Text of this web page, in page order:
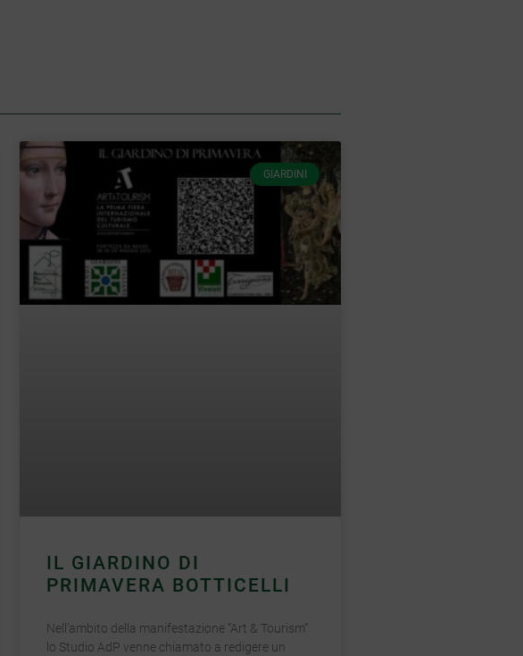
GIARDINI
IL GIARDINO DI
PRIMAVERA BOTTICELLI
Nell’ambito della manifestazione “Art & Tourism”
lo Studio AdP venne chiamato a redigere un